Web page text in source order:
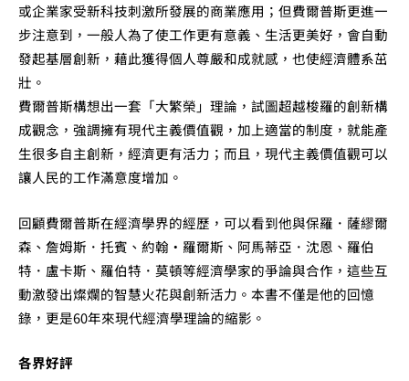
或企業家受新科技刺激所發展的商業應用；但費爾普斯更進一
步注意到，一般人為了使工作更有意義、生活更美好，會自動
發起基層創新，藉此獲得個人尊嚴和成就感，也使經濟體系茁
壯。
費爾普斯構想出一套「大繁榮」理論，試圖超越梭羅的創新構
成觀念，強調擁有現代主義價值觀，加上適當的制度，就能產
生很多自主創新，經濟更有活力；而且，現代主義價值觀可以
讓人民的工作滿意度增加。
回顧費爾普斯在經濟學界的經歷，可以看到他與保羅．薩繆爾
森、詹姆斯．托賓、約翰‧羅爾斯、阿馬蒂亞．沈恩、羅伯
特．盧卡斯、羅伯特．莫頓等經濟學家的爭論與合作，這些互
動激發出燦爛的智慧火花與創新活力。本書不僅是他的回憶
錄，更是60年來現代經濟學理論的縮影。
各界好評